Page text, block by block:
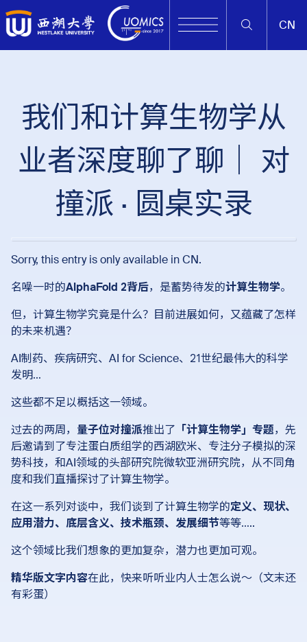
CN
我们和计算生物学从
业者深度聊了聊｜ 对
撞派 · 圆桌实录
Sorry, this entry is only available inCN.
名噪一时的AlphaFold 2背后，是蓄势待发的计算生物学。
但，计算生物学究竟是什么？目前进展如何，又蕴藏了怎样
的未来机遇？
AI制药、疾病研究、AI for Science、21世纪最伟大的科学
发明…
这些都不足以概括这一领域。
过去的两周， 量子位对撞派推出了 「计算生物学」专题，先
后邀请到了专注蛋白质组学的西湖欧米、专注分子模拟的深
势科技，和AI领域的头部研究院微软亚洲研究院，从不同角
度和我们直播探讨了计算生物学。
在这一系列对谈中，我们谈到了计算生物学的定义、现状、
应用潜力、底层含义、技术瓶颈、发展细节等等…..
这个领域比我们想象的更加复杂，潜力也更加可观。
精华版文字内容在此，快来听听业内人士怎么说～（文末还
有彩蛋）